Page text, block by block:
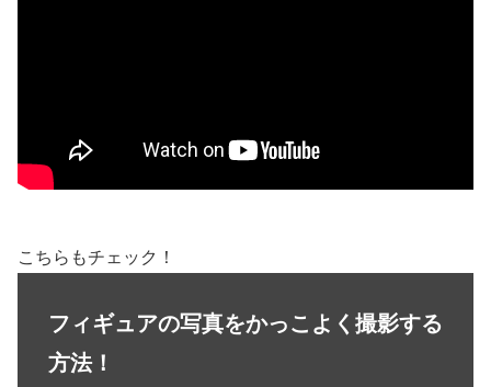
こちらもチェック！
フィギュアの写真をかっこよく撮影する
方法！